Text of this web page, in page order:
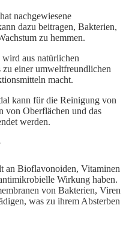
nachgewiesene
dazu beitragen, Bakterien,
zu hemmen.
aus natürlichen
zu einer umweltfreundlichen
macht.
kann für die Reinigung von
von Oberflächen und das
werden.
an Bioflavonoiden, Vitaminen
Wirkung haben.
von Bakterien, Viren
was zu ihrem Absterben